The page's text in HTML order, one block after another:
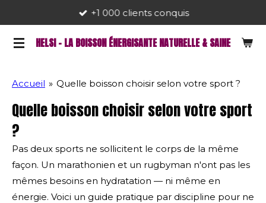
contenuHELSI - LA BOISSON ÉNERGISANTE NATURELLE & SAINE
+1 000 clients conquis
Accueil » Quelle boisson choisir selon votre sport ?
Quelle boisson choisir selon votre sport
?
Pas deux sports ne sollicitent le corps de la même
façon. Un marathonien et un rugbyman n'ont pas les
mêmes besoins en hydratation — ni même en
énergie. Voici un guide pratique par discipline pour ne